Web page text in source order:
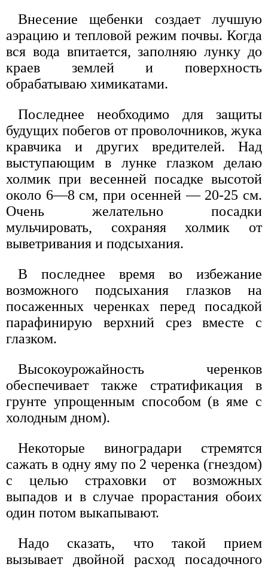
Внесение щебенки создает лучшую
аэрацию и тепловой режим почвы. Когда
вся вода впитается, заполняю лунку до
краев землей и поверхность
обрабатываю химикатами.
Последнее необходимо для защиты
будущих побегов от проволочников, жука
кравчика и других вредителей. Над
выступающим в лунке глазком делаю
холмик при весенней посадке высотой
около 6—8 см, при осенней — 20-25 см.
Очень желательно посадки
мульчировать, сохраняя холмик от
выветривания и подсыхания.
В последнее время во избежание
возможного подсыхания глазков на
посаженных черенках перед посадкой
парафинирую верхний срез вместе с
глазком.
Высокоурожайность черенков
обеспечивает также стратификация в
грунте упрощенным способом (в яме с
холодным дном).
Некоторые виноградари стремятся
сажать в одну яму по 2 черенка (гнездом)
с целью страховки от возможных
выпадов и в случае прорастания обоих
один потом выкапывают.
Надо сказать, что такой прием
вызывает двойной расход посадочного